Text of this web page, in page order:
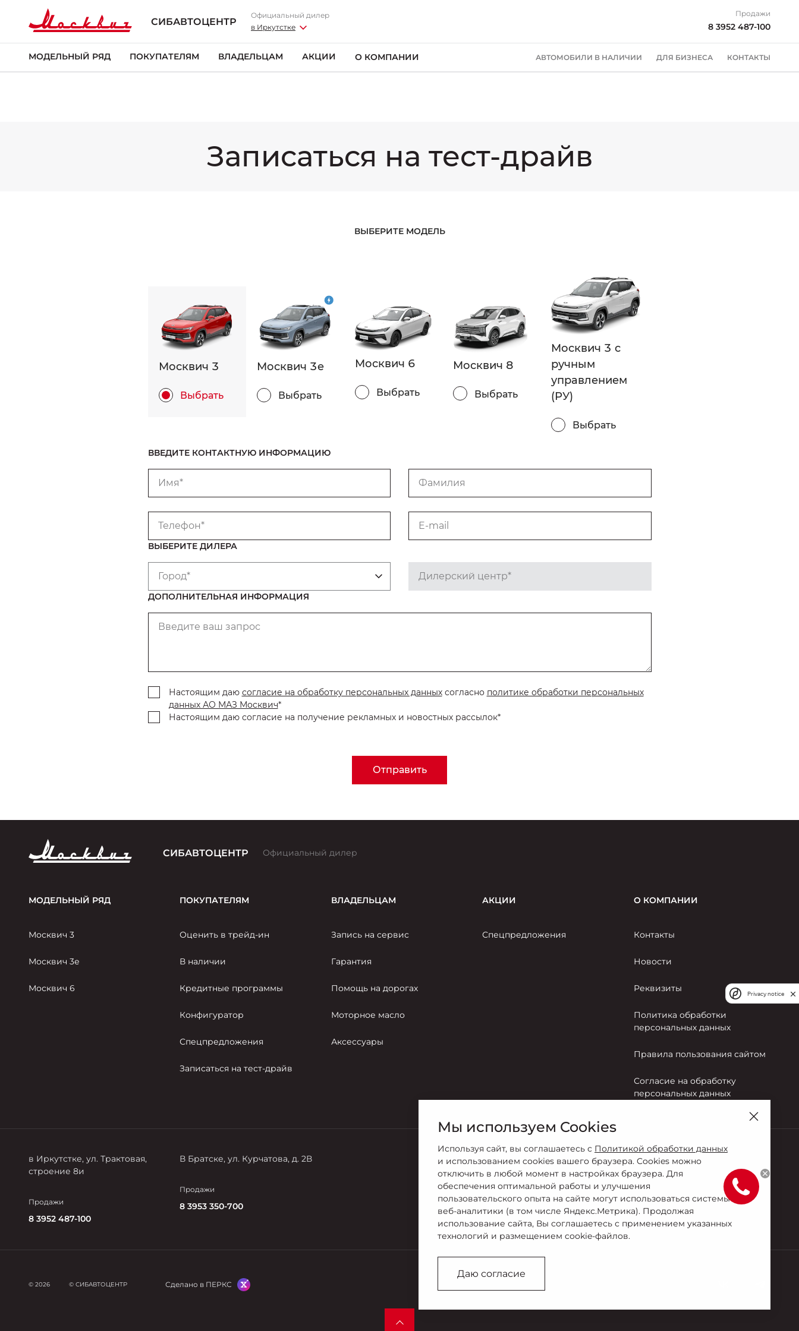
ym(95159797,'reachGoal','trade-in-smartpoint')
СИБАВТОЦЕНТР
Официальный дилер
в Иркутстке
Продажи
8 3952 487-100
МОДЕЛЬНЫЙ РЯД ПОКУПАТЕЛЯМ ВЛАДЕЛЬЦАМ АКЦИИ О КОМПАНИИ АВТОМОБИЛИ В НАЛИЧИИ ДЛЯ БИЗНЕСА КОНТАКТЫ
Записаться на тест-драйв
ВЫБЕРИТЕ МОДЕЛЬ
Москвич 3
Выбрать
Москвич 3e
Выбрать
Москвич 6
Выбрать
Москвич 8
Выбрать
Москвич 3 с
ручным
управлением
(РУ)
Выбрать
ВВЕДИТЕ КОНТАКТНУЮ ИНФОРМАЦИЮ
Имя* Фамилия
Телефон* E-mail
ВЫБЕРИТЕ ДИЛЕРА
Город* Дилерский центр*
ДОПОЛНИТЕЛЬНАЯ ИНФОРМАЦИЯ
Введите ваш запрос
Настоящим даю согласие на обработку персональных данныхсогласно политике обработки персональных
данных АО МАЗ Москвич*
Настоящим даю согласие на получение рекламных и новостных рассылок*
Отправить
СИБАВТОЦЕНТР Официальный дилер
МОДЕЛЬНЫЙ РЯД
Москвич 3
Москвич 3е
Москвич 6
ПОКУПАТЕЛЯМ
Оценить в трейд-ин
В наличии
Кредитные программы
Конфигуратор
Спецпредложения
Записаться на тест-драйв
ВЛАДЕЛЬЦАМ
Запись на сервис
Гарантия
Помощь на дорогах
Моторное масло
Аксессуары
АКЦИИ
Спецпредложения
О КОМПАНИИ
Контакты
Новости
Реквизиты
Политика обработки
персональных данных
Правила пользования сайтом
Согласие на обработку
персональных данных
в Иркутстке, ул. Трактовая,
строение 8и
Продажи
8 3952 487-100
В Братске, ул. Курчатова, д. 2В
Продажи
8 3953 350-700
© 2026 © СИБАВТОЦЕНТР Сделано в ПЕРКС
Мы используем Cookies
Используя сайт, вы соглашаетесь с Политикой обработки данных
и использованием cookies вашего браузера. Cookies можно
отключить в любой момент в настройках браузера. Для
обеспечения оптимальной работы и улучшения
пользовательского опыта на сайте могут использоваться системы
веб-аналитики (в том числе Яндекс.Метрика). Продолжая
использование сайта, Вы соглашаетесь с применением указанных
технологий и размещением cookie-файлов.
Даю согласие
Privacy notice